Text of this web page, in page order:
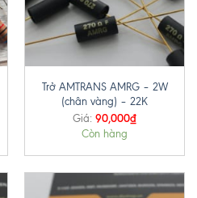
Trở AMTRANS AMRG – 2W
(chân vàng) – 22K
Giá: 90,000₫
Còn hàng